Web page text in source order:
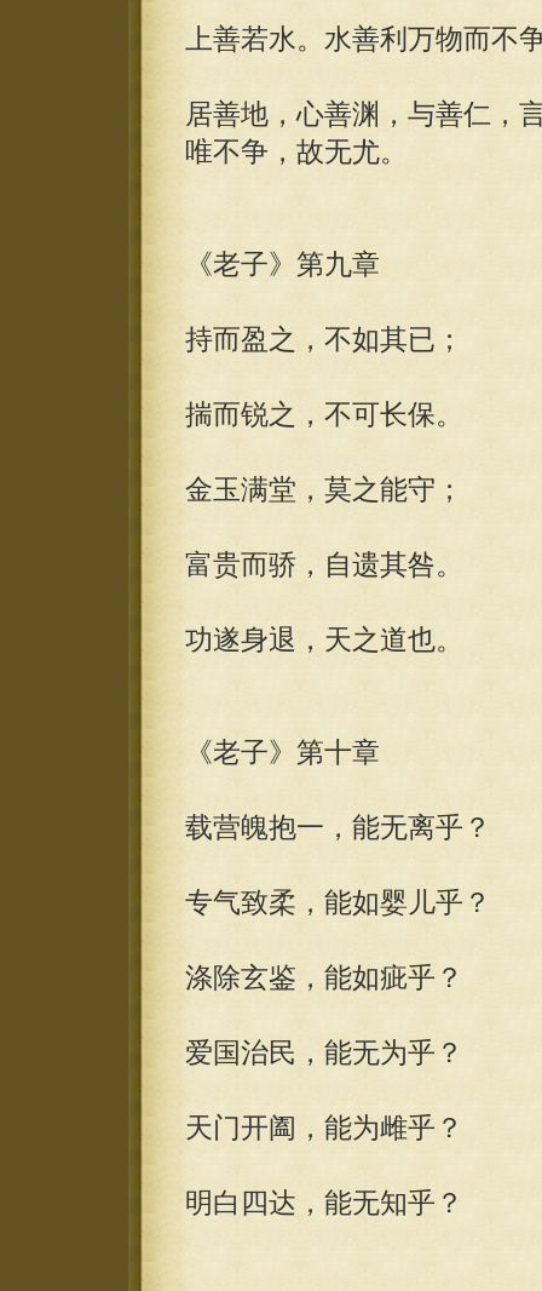
上善若水。水善利万物而不
居善地，心善渊，与善仁，
唯不争，故无尤。
《老子》第九章
持而盈之，不如其已；
揣而锐之，不可长保。
金玉满堂，莫之能守；
富贵而骄，自遗其咎。
功遂身退，天之道也。
《老子》第十章
载营魄抱一，能无离乎？
专气致柔，能如婴儿乎？
涤除玄鉴，能如疵乎？
爱国治民，能无为乎？
天门开阖，能为雌乎？
明白四达，能无知乎？